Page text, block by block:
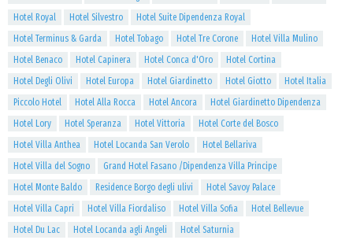
Hotel Royal
Hotel Silvestro
Hotel Suite Dipendenza Royal
Hotel Terminus & Garda
Hotel Tobago Hotel Tre Corone
Hotel Villa Mulino
Hotel Benaco
Hotel Capinera Hotel Conca d'Oro
Hotel Cortina
Hotel Degli Olivi
Hotel Europa Hotel Giardinetto Hotel Giotto
Hotel Italia
Piccolo Hotel
Hotel Alla Rocca Hotel Ancora
Hotel Giardinetto Dipendenza
Hotel Lory
Hotel Speranza Hotel Vittoria
Hotel Corte del Bosco
Hotel Villa Anthea
Hotel Locanda San Verolo
Hotel Bellariva
Hotel Villa del Sogno
Grand Hotel Fasano /Dipendenza Villa Principe
Hotel Monte Baldo
Residence Borgo degli ulivi
Hotel Savoy Palace
Hotel Villa Capri
Hotel Villa Fiordaliso Hotel Villa Sofia
Hotel Bellevue
Hotel Du Lac
Hotel Locanda agli Angeli
Hotel Saturnia